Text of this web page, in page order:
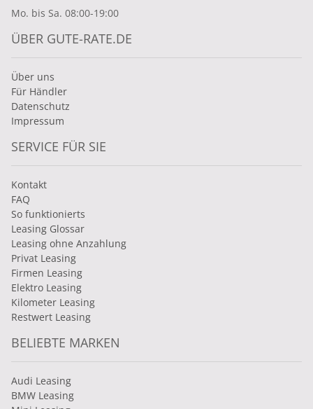
Mo. bis Sa. 08:00-19:00
ÜBER GUTE-RATE.DE
Über uns
Für Händler
Datenschutz
Impressum
SERVICE FÜR SIE
Kontakt
FAQ
So funktionierts
Leasing Glossar
Leasing ohne Anzahlung
Privat Leasing
Firmen Leasing
Elektro Leasing
Kilometer Leasing
Restwert Leasing
BELIEBTE MARKEN
Audi Leasing
BMW Leasing